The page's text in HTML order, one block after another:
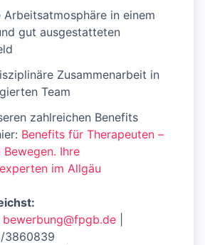
Arbeitsatmosphäre in einem
gut ausgestatteten
Zusammenarbeit in
Team
zahlreichen Benefits
Benefits für Therapeuten –
Ihre
im Allgäu
bewerbung@fpgb.de
3860839